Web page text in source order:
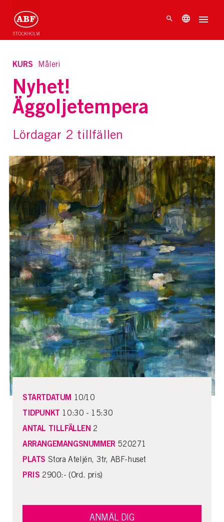
KURS Måleri
Nyhet!
Äggoljetempera
Lördagar 2 tillfällen
STARTDATUM 10/10
TIDPUNKT 10:30 - 15:30
ANTAL TILLFÄLLEN 2
ARRANGEMANGSNUMMER520271
PLATS Stora Ateljén, 3tr, ABF-huset
PRIS 2900:- (Ord. pris)
ANMÄL DIG